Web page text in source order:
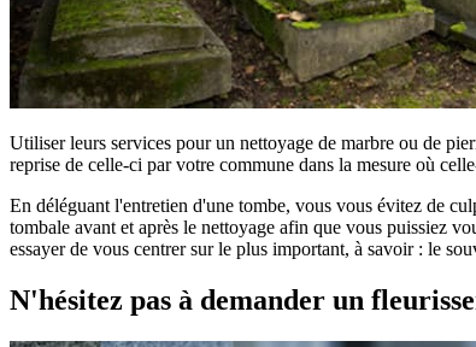
Utiliser leurs services pour un nettoyage de marbre ou de
reprise de celle-ci par votre commune dans la mesure où
En déléguant l'entretien d'une tombe, vous vous évitez de
tombale avant et après le nettoyage afin que vous puissiez
essayer de vous centrer sur le plus important, à savoir : le
N'hésitez pas à demander un